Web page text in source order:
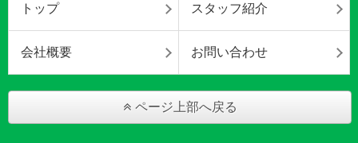
トップ スタッフ紹介
会社概要 お問い合わせ
ページ上部へ戻る